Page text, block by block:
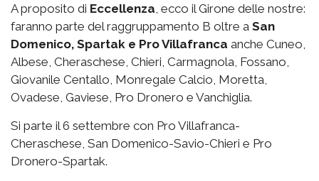
A proposito di Eccellenza , ecco il Girone delle nostre:
faranno parte del raggruppamento B oltre a San
Domenico, Spartak e Pro Villafranca anche Cuneo,
Albese, Cheraschese, Chieri, Carmagnola, Fossano,
Giovanile Centallo, Monregale Calcio, Moretta,
Ovadese, Gaviese, Pro Dronero e Vanchiglia.
Si parte il 6 settembre con Pro Villafranca-
Cheraschese, San Domenico-Savio-Chieri e Pro
Dronero-Spartak.